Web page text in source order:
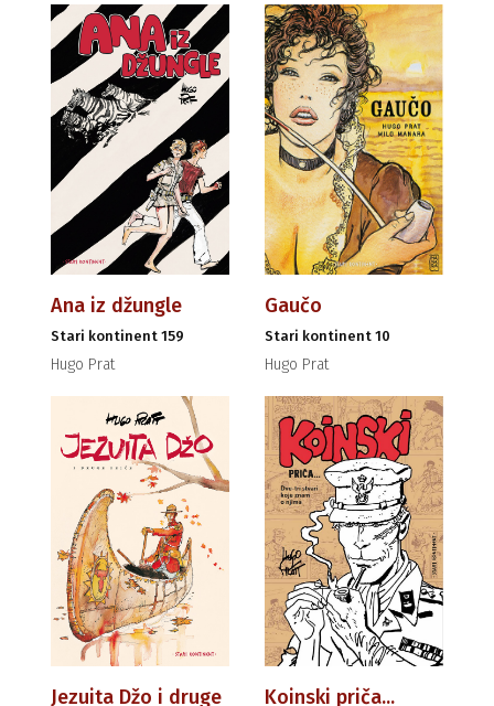
Ana iz džungle
Stari kontinent 159
Hugo Prat
Gaučo
Stari kontinent 10
Hugo Prat
Jezuita Džo i druge Koinski priča...